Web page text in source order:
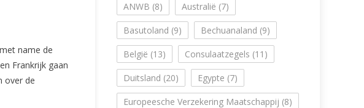
name de
Frankrijk gaan
over de
ANWB (8) Australië (7)
Basutoland (9) Bechuanaland (9)
België (13) Consulaatzegels (11)
Duitsland (20) Egypte (7)
Europeesche Verzekering Maatschappij (8)